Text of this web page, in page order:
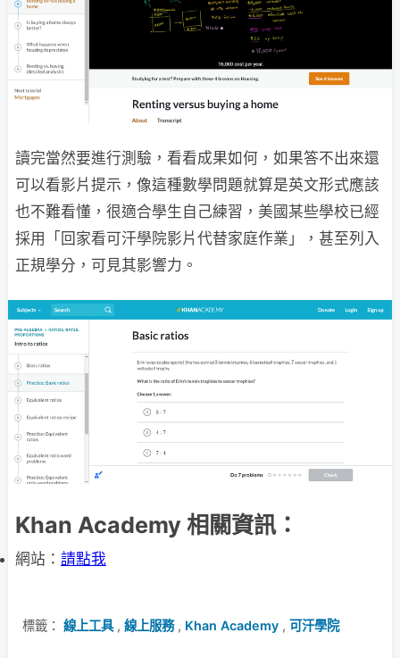
讀完當然要進行測驗，看看成果如何，如果答不出來還
可以看影片提示，像這種數學問題就算是英文形式應該
也不難看懂，很適合學生自己練習，美國某些學校已經
採用「回家看可汗學院影片代替家庭作業」，甚至列入
正規學分，可見其影響力。
Khan Academy 相關資訊：
網站： 請點我
標籤： 線上工具, 線上服務, Khan Academy , 可汗學院